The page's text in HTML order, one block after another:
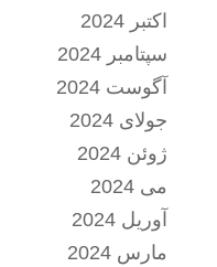
اکتبر 2024
سپتامبر 2024
آگوست 2024
جولای 2024
ژوئن 2024
می 2024
آوریل 2024
مارس 2024